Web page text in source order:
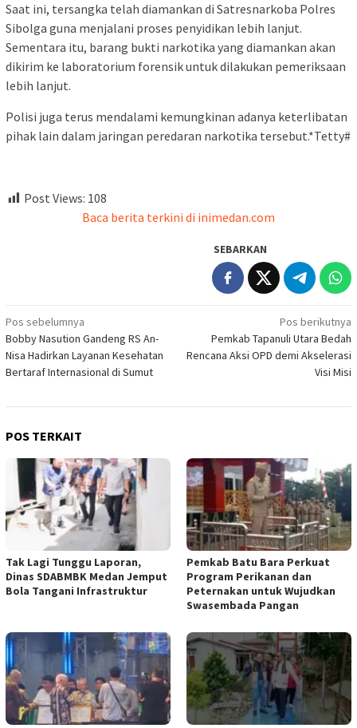
Saat ini, tersangka telah diamankan di Satresnarkoba Polres
Sibolga guna menjalani proses penyidikan lebih lanjut.
Sementara itu, barang bukti narkotika yang diamankan akan
dikirim ke laboratorium forensik untuk dilakukan pemeriksaan
lebih lanjut.
Polisi juga terus mendalami kemungkinan adanya keterlibatan
pihak lain dalam jaringan peredaran narkotika tersebut.*Tetty#
Post Views: 108
Baca berita terkini di inimedan.com
SEBARKAN
Navigasi
pos
Pos sebelumnya
Bobby Nasution Gandeng RS An-
Nisa Hadirkan Layanan Kesehatan
Bertaraf Internasional di Sumut
Pos berikutnya
Pemkab Tapanuli Utara Bedah
Rencana Aksi OPD demi Akselerasi
Visi Misi
POS TERKAIT
Tak Lagi Tunggu Laporan,
Dinas SDABMBK Medan Jemput
Bola Tangani Infrastruktur
Pemkab Batu Bara Perkuat
Program Perikanan dan
Peternakan untuk Wujudkan
Swasembada Pangan